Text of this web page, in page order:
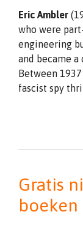
Eric Ambler
who were
engineering
and became
Between
fascist spy
Gratis
boeken